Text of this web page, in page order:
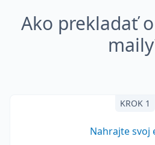
Ako prekladať
KROK 1
Nahrajte svoj